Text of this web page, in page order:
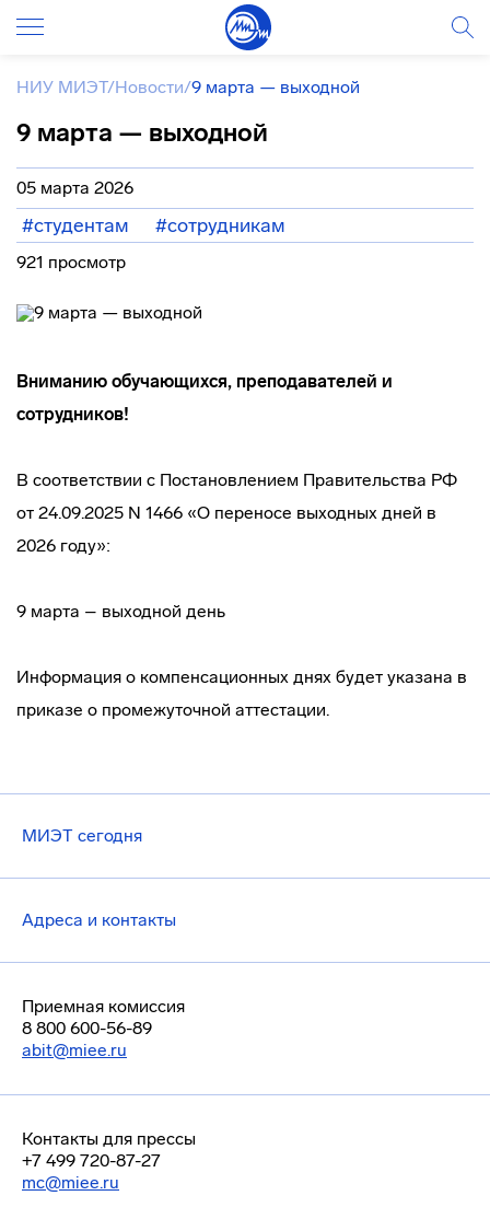
НИУ МИЭТ/Новости/9 марта — выходной
9 марта — выходной
05 марта 2026
#студентам #сотрудникам
921 просмотр
Вниманию обучающихся, преподавателей и
сотрудников!
В соответствии с Постановлением Правительства РФ
от 24.09.2025 N 1466 «О переносе выходных дней в
2026 году»:
9 марта – выходной день
Информация о компенсационных днях будет указана в
приказе о промежуточной аттестации.
МИЭТ сегодня
Адреса и контакты
Приемная комиссия
8 800 600-56-89
abit@miee.ru
Контакты для прессы
+7 499 720-87-27
mc@miee.ru